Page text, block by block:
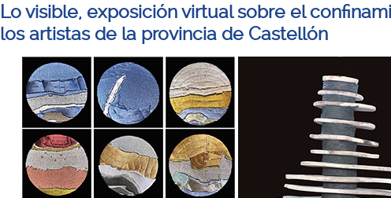
Lo visible, exposición virtual sobre el
los artistas de la provincia de Castellón